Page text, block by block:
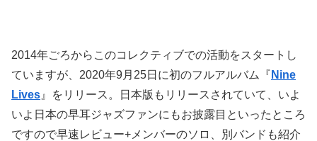
2014年ごろからこのコレクティブでの活動をスタートし
ていますが、2020年9月25日に初のフルアルバム『 Nine
Lives 』をリリース。日本版もリリースされていて、いよ
いよ日本の早耳ジャズファンにもお披露目といったところ
ですので早速レビュー+メンバーのソロ、別バンドも紹介